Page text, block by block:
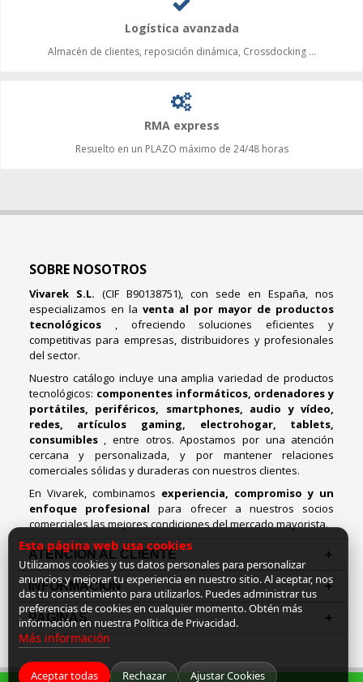
Logística avanzada
Almacén de clientes, reposición dinámica, Crossdocking ...
RMA express
Resuelto en un PLAZO máximo de 24/48 horas
SOBRE NOSOTROS
Vivarek S.L. (CIF B90138751), con sede en España, nos
especializamos en la venta al por mayor de productos
tecnológicos , ofreciendo soluciones eficientes y
competitivas para empresas, distribuidores y profesionales
del sector.
Nuestro catálogo incluye una amplia variedad de productos
tecnológicos: componentes informáticos, ordenadores y
portátiles, periféricos, smartphones, audio y vídeo,
redes, artículos gaming, electrohogar, tablets,
consumibles , entre otros. Apostamos por una atención
cercana y personalizada, y por mantener relaciones
comerciales sólidas y duraderas con nuestros clientes.
En Vivarek, combinamos experiencia, compromiso y un
enfoque profesionalpara ofrecer a nuestros socios
comerciales las mejores condiciones del mercado mayorista.
ATENCIÓN AL CLIENTE
INFORMACION
PAGINAS
Esta página web usa cookies
Utilizamos cookies y tus datos personales para personalizar
anuncios y mejorar tu experiencia en nuestro sitio. Al aceptar, nos
das tu consentimiento para utilizarlos. Puedes administrar tus
preferencias de cookies en cualquier momento. Obtén más
información en nuestra Política de Privacidad.
Más información
Aceptar todas Rechazar Ajustar Cookies